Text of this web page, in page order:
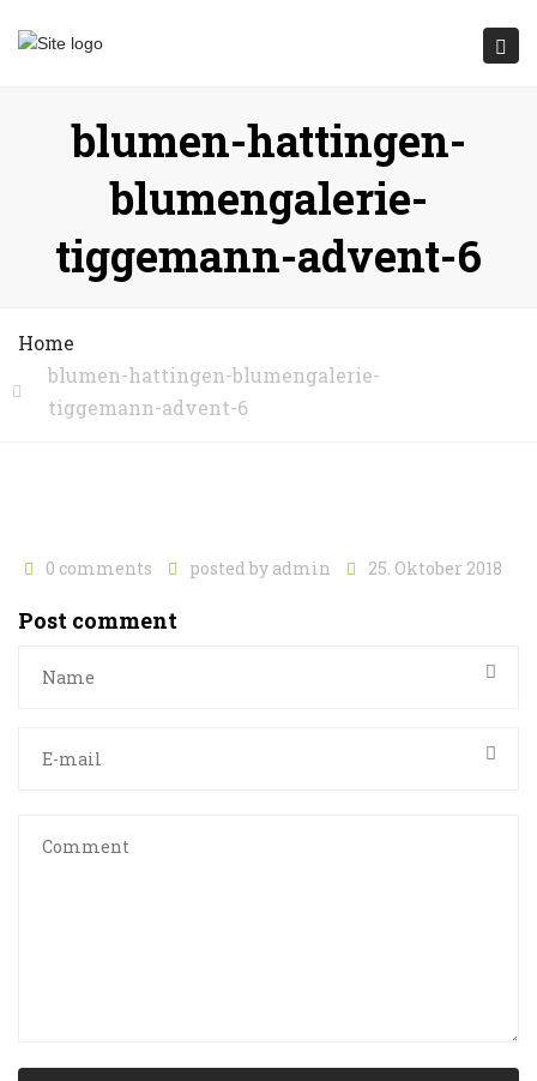
Submit
blumen-hattingen-
blumengalerie-
tiggemann-advent-6
Home
blumen-hattingen-blumengalerie-
tiggemann-advent-6
0 comments posted by admin 25. Oktober 2018
Post comment